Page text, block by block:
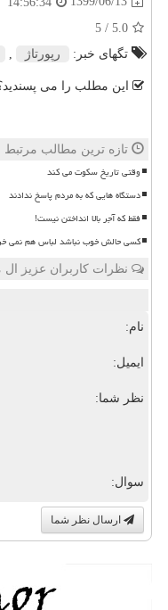
5.0
/ 5
تگهای خبر:
رپورتاژ
این مطلب را می
تازه ترین مطالب مرتبط
وقتی تاریخ سکوت می کند
دستگاه هایی که به مردم پاسخ ندادند
فقط که آجر بالا انداختن نیست!
کسی حالش خوب نباشد لباس هم نمی
نظرات کاربران عزیز
نام:
ایمیل:
نظر شما:
سوال:
ارسال نظر شما